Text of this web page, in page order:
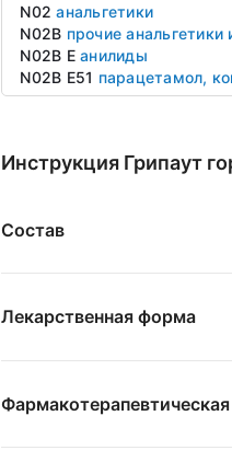
N02анальгетики
N02B прочие анальгетики
N02B Eанилиды
N02B E51 парацетамол,
Инструкция Грипаут
Состав
Лекарственная форма
Фармакотерапевтическая